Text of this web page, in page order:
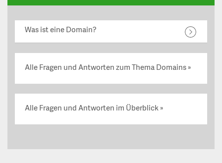
Was ist eine Domain?
Alle Fragen und Antworten zum Thema Domains
Alle Fragen und Antworten im Überblick